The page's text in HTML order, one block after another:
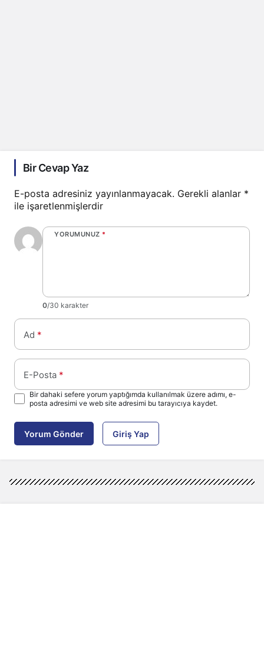
Bir Cevap Yaz
E-posta adresiniz yayınlanmayacak. Gerekli alanlar *
ile işaretlenmişlerdir
YORUMUNUZ *
0/30 karakter
Ad *
E-Posta *
Bir dahaki sefere yorum yaptığımda kullanılmak üzere adımı, e-
posta adresimi ve web site adresimi bu tarayıcıya kaydet.
Yorum Gönder Giriş Yap